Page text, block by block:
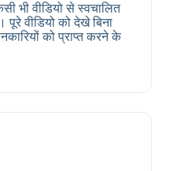
भी वीडियो से स्वचालित
पूरे वीडियो को देखे बिना
को प्राप्त करने के